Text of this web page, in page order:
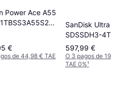
Power Ace A55
€
de 44,98 € TAE
SanDisk Ultra
SDSSDH3-
4TB
597,99 €
O 3 pagos de
TAE 0%¹